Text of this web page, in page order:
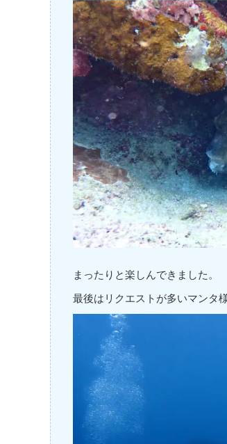
まったりと楽しんできました。
最後はリクエストが多いマンタ